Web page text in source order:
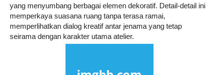
yang menyumbang berbagai elemen dekoratif. Detail-detail ini
memperkaya suasana ruang tanpa terasa ramai,
memperlihatkan dialog kreatif antar jenama yang tetap
seirama dengan karakter utama atelier.